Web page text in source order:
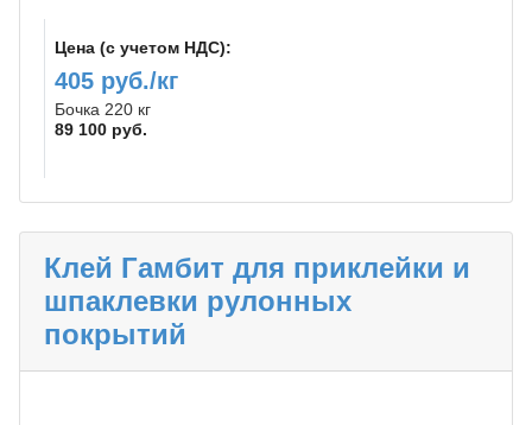
Цена (с учетом НДС):
405 руб./кг
Бочка 220 кг
89 100 руб.
Клей Гамбит для приклейки и
шпаклевки рулонных
покрытий